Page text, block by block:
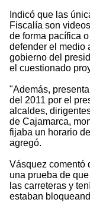
Indicó que las
Fiscalía son
de forma pacífica
defender el medio
gobierno del
el cuestionado
"Además,
del 2011 por el
alcaldes,
de Cajamarca,
fijaba un horario
agregó.
Vásquez comentó
una prueba de
las carreteras y
estaban